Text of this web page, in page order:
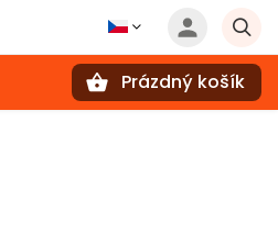
Prázdný košík